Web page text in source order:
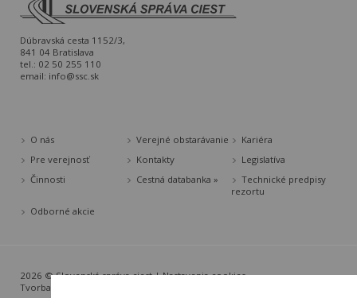
Dúbravská cesta 1152/3,
841 04 Bratislava
tel.: 02 50 255 110
email: info@ssc.sk
O nás Verejné obstarávanie
Kariéra
Pre verejnosť
Kontakty
Legislatíva
Činnosti
Cestná databanka »
Technické predpisy
rezortu
Odborné akcie
2026 © Slovenská správa ciest |Nastavenia cookies
Tvorba web stránok